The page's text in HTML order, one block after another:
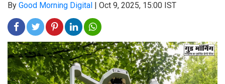
By Good Morning Digital | Oct 9, 2025, 15:00 IST